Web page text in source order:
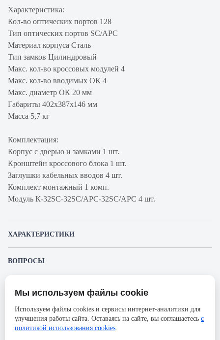
Характеристика:
Кол-во оптических портов 128
Тип оптических портов SC/APC
Материал корпуса Сталь
Тип замков Цилиндровый
Макс. кол-во кроссовых модулей 4
Макс. кол-во вводимых ОК 4
Макс. диаметр ОК 20 мм
Габариты 402х387х146 мм
Масса 5,7 кг
Комплектация:
Корпус с дверью и замками 1 шт.
Кронштейн кроссового блока 1 шт.
Заглушки кабельных вводов 4 шт.
Комплект монтажный 1 комп.
Модуль К-32SC-32SC/APC-32SC/APC 4 шт.
ХАРАКТЕРИСТИКИ
Ширина, мм
402
Высота, мм
ВОПРОСЫ
Пожалуйста, авторизуйтесь, чтобы иметь
возможность оставлять вопросы.
Представленные изображения и характеристики могут отличаться от реального
без предварительного уведомления. Компания АйДистрибьют не несёт
ответственности в случае не соответствия текущей модели товаров фотографиям,
размещённым в карточке товара.
Мы используем файлы cookie
Используем файлы cookies и сервисы интернет-аналитики для
улучшения работы сайта. Оставаясь на сайте, вы соглашаетесь с
политикой использования cookies.